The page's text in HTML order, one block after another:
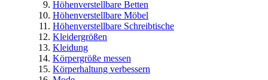
Höhenverstellbare Betten
Höhenverstellbare Möbel
Höhenverstellbare Schreibtische
Kleidergrößen
Kleidung
Körpergröße messen
Körperhaltung verbessern